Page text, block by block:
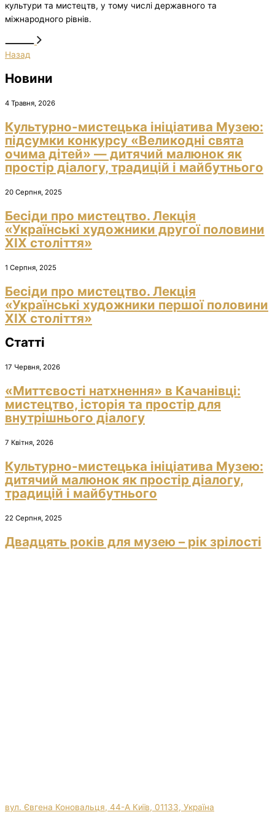
культури та мистецтв, у тому числі державного та
міжнародного рівнів.
Назад
Новини
4 Травня, 2026
Культурно-мистецька ініціатива Музею:
підсумки конкурсу «Великодні свята
очима дітей» — дитячий малюнок як
простір діалогу, традицій і майбутнього
20 Серпня, 2025
Бесіди про мистецтво. Лекція
«Українські художники другої половини
ХІХ століття»
1 Серпня, 2025
Бесіди про мистецтво. Лекція
«Українські художники першої половини
ХІХ століття»
Статті
17 Червня, 2026
«Миттєвості натхнення» в Качанівці:
мистецтво, історія та простір для
внутрішнього діалогу
7 Квітня, 2026
Культурно-мистецька ініціатива Музею:
дитячий малюнок як простір діалогу,
традицій і майбутнього
22 Серпня, 2025
Двадцять років для музею – рік зрілості
вул. Євгена Коновальця, 44-А Київ, 01133, Україна